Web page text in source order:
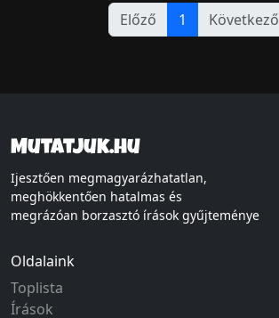
Előző 1 Következő
Mutatjuk.hu
Ijesztően megmagyarázhatatlan,
meghökkentően hatalmas és
megrázóan borzasztó írások gyűjteménye
Oldalaink
Toplista
Írások